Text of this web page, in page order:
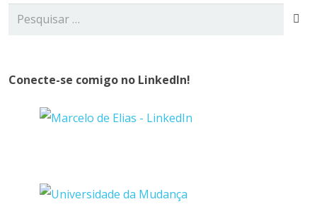
Pesquisar
Conecte-se comigo no LinkedIn!